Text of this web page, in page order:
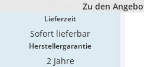
Zu den
Lieferzeit
Sofort lieferbar
Herstellergarantie
2 Jahre